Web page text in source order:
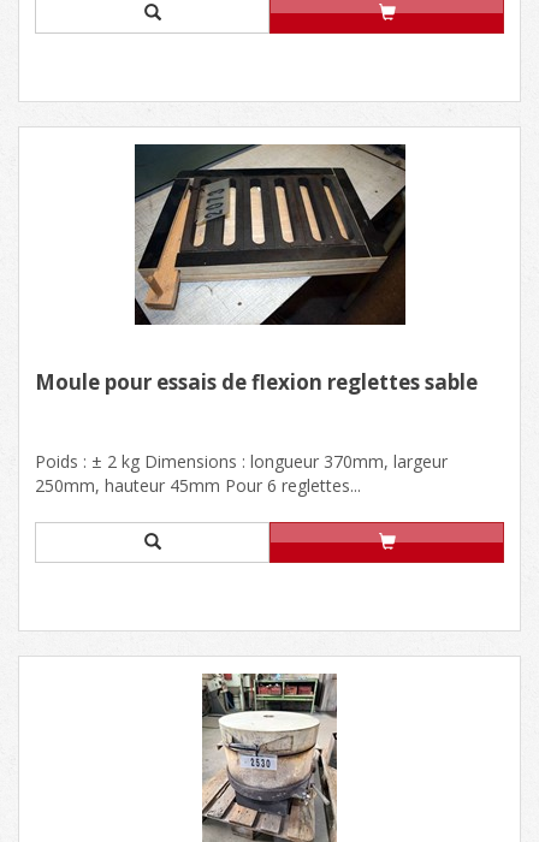
Moule pour essais de flexion reglettes sable
Poids : ± 2 kg Dimensions : longueur 370mm, largeur
250mm, hauteur 45mm Pour 6 reglettes...